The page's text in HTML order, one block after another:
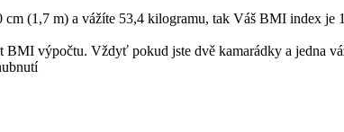
cm (1,7 m) a vážíte 53,4 kilogramu, tak Váš BMI index
výpočtu. Vždyť pokud jste dvě kamarádky a jedna